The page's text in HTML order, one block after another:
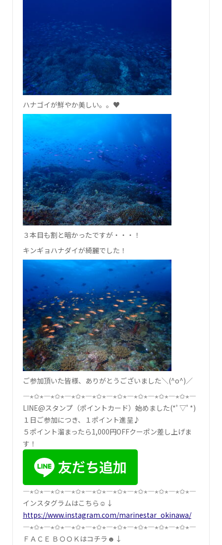
ハナゴイが鮮やか美しい。。♥
３本目も割と暗かったですが・・・！
キンギョハナダイが綺麗でした！
ご参加頂いた皆様、ありがとうございました＼(^o^)／
―⋆✩⋆―⋆✩⋆―⋆✩⋆―⋆✩⋆―⋆✩⋆―⋆✩⋆―⋆✩⋆―⋆✩⋆―
LINE@スタンプ（ポイントカード）始めました(*ﾟ▽ﾟ*)
１日ご参加につき、１ポイント進呈♪
５ポイント溜まったら1,000円OFFクーポン差し上げま
す！
―⋆✩⋆―⋆✩⋆―⋆✩⋆―⋆✩⋆―⋆✩⋆―⋆✩⋆―⋆✩⋆―⋆✩⋆―
インスタグラムはこちら☺↓
https://www.instagram.com/marinestar_okinawa/
―⋆✩⋆―⋆✩⋆―⋆✩⋆―⋆✩⋆―⋆✩⋆―⋆✩⋆―⋆✩⋆―⋆✩⋆―
ＦＡＣＥ ＢＯＯＫはコチラ☻↓